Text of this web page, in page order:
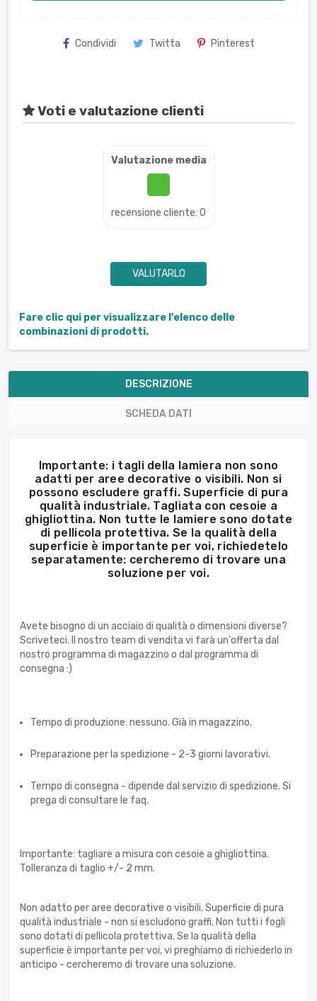
Condividi Twitta Pinterest
Voti e valutazione clienti
Valutazione media
recensione cliente: 0
VALUTARLO
Fare clic qui per visualizzare l'elenco delle
combinazioni di prodotti.
DESCRIZIONE
SCHEDA DATI
Importante: i tagli della lamiera non sono
adatti per aree decorative o visibili. Non si
possono escludere graffi. Superficie di pura
qualità industriale. Tagliata con cesoie a
ghigliottina. Non tutte le lamiere sono dotate
di pellicola protettiva. Se la qualità della
superficie è importante per voi, richiedetelo
separatamente: cercheremo di trovare una
soluzione per voi.
Avete bisogno di un acciaio di qualità o dimensioni diverse?
Scriveteci. Il nostro team di vendita vi farà un'offerta dal
nostro programma di magazzino o dal programma di
consegna :)
Tempo di produzione: nessuno. Già in magazzino.
Preparazione per la spedizione - 2-3 giorni lavorativi.
Tempo di consegna - dipende dal servizio di spedizione. Si
prega di consultare le faq.
Importante: tagliare a misura con cesoie a ghigliottina.
Tolleranza di taglio +/- 2 mm.
Non adatto per aree decorative o visibili. Superficie di pura
qualità industriale - non si escludono graffi. Non tutti i fogli
sono dotati di pellicola protettiva. Se la qualità della
superficie è importante per voi, vi preghiamo di richiederlo in
anticipo - cercheremo di trovare una soluzione.